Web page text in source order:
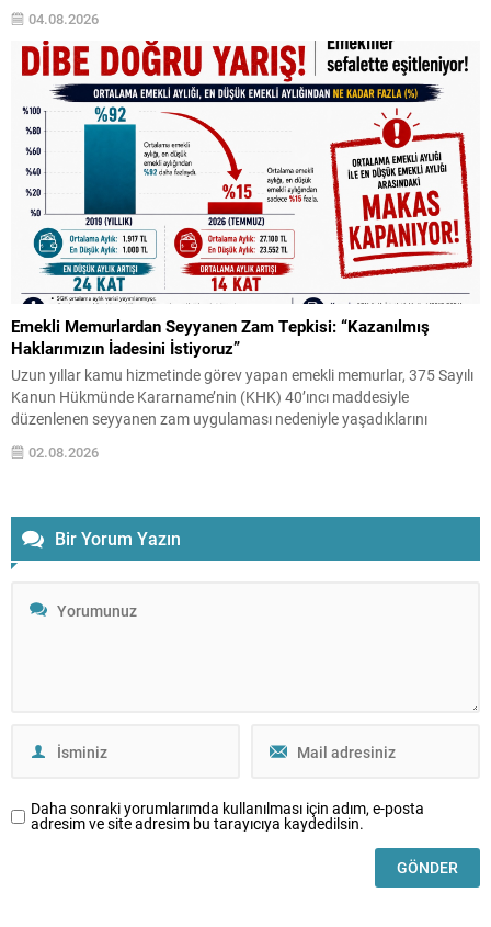
Şirketler Grubu, İstanbul Sanayi Odası (İSO) tarafından açıklanan
“Türkiye’nin 500 Büyük Sanayi...
04.08.2026
Emekli Memurlardan Seyyanen Zam Tepkisi: “Kazanılmış
Haklarımızın İadesini İstiyoruz”
Uzun yıllar kamu hizmetinde görev yapan emekli memurlar, 375 Sayılı
Kanun Hükmünde Kararname’nin (KHK) 40’ıncı maddesiyle
düzenlenen seyyanen zam uygulaması nedeniyle yaşadıklarını
belirttikleri hak kayıplarına ilişkin tepkilerini sürdürüyor. Emekli
memurlar, çalışma hayatları boyunca aldıkları maaşların emeklilik
02.08.2026
Bir Yorum Yazın
Daha sonraki yorumlarımda kullanılması için adım, e-posta
adresim ve site adresim bu tarayıcıya kaydedilsin.